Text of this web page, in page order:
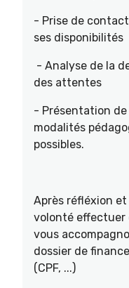
- Prise de
ses disponibilités
- Analyse de la
des attentes
- Présentation de
modalités
possibles.
Après réfléxion
volonté effectuer
vous
dossier de
(CPF, ...)